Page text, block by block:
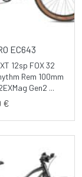
EC643
12sp FOX 32
Rem 100mm
Gen2 ...
€